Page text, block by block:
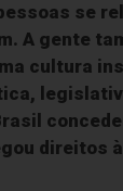
se
A gente
cultura
direitos